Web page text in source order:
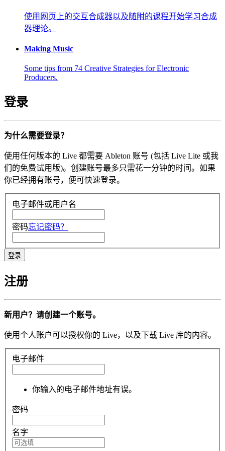
使用网页上的交互合成器以及随附的课程开始学习合成
器理论。
Making Music
Some tips from 74 Creative Strategies for Electronic
Producers.
登录
为什么需要登录？
使用任何版本的 Live 都需要 Ableton 账号 (包括 Live Lite 或我
们的免费试用版)。创建账号最多只需花一分钟的时间。如果
你已经拥有账号，便可快速登录。
电子邮件或用户名
密码忘记密码？
注册
新用户？请创建一个账号。
使用个人账户可以授权你的 Live，以及下载 Live 库的内容。
电子邮件
你输入的电子邮件地址有误。
密码
名字